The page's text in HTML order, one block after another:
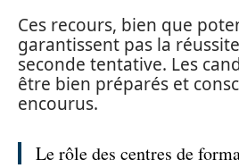
Ces recours, bien que
garantissent pas la
seconde tentative. Les
être bien préparés et
encourus.
Le rôle des centres de